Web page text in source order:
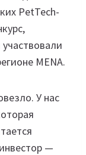
PetTech-
MENA.
У нас
—